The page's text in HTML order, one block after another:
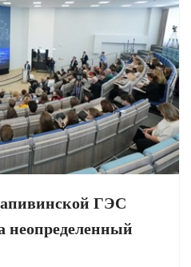
ГЭС
неопределенный